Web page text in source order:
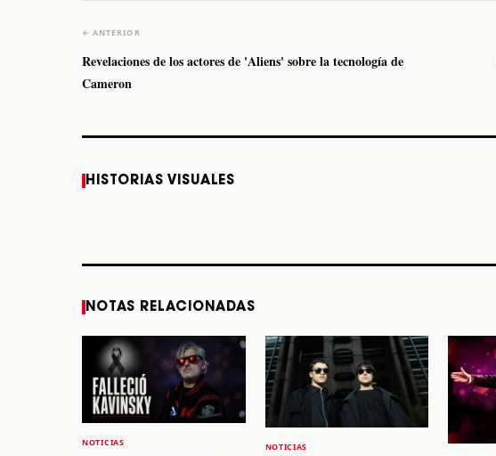
← ANTERIOR
Revelaciones de los actores de 'Aliens' sobre la tecnología de
Cameron
HISTORIAS VISUALES
Monterrey el próximo
NOTAS RELACIONADAS
NOTICIAS NOTICIAS